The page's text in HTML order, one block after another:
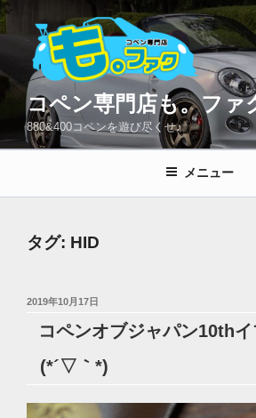
コ
ン
ン
ス
プ
コペン専門店も。ファ
880&400コペンを遊び尽くせ♪
メニュー
タグ: HID
投
2019年10月17日
コペンオブジャパン10th
(*´▽｀*)